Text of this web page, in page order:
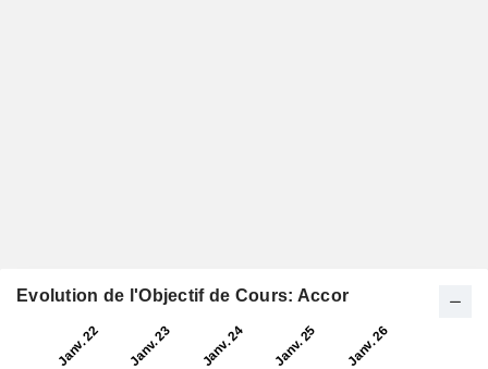
Evolution de l'Objectif de Cours: Accor